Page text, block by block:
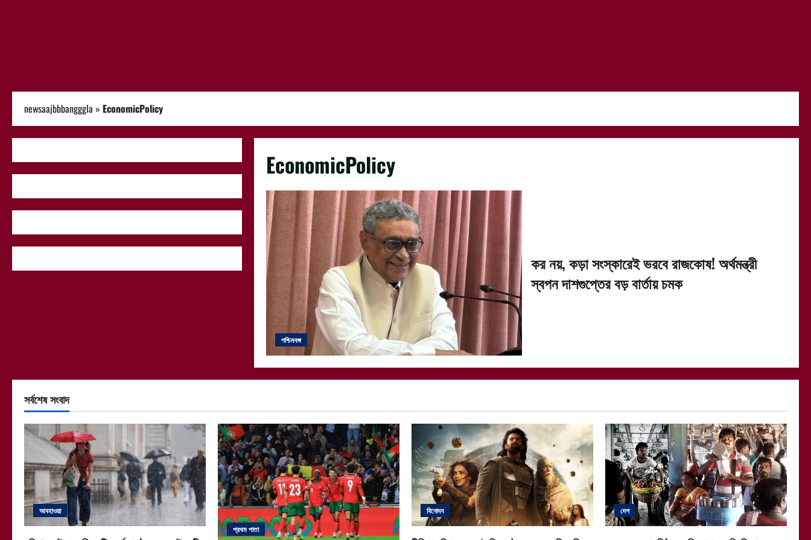
newsaajbbbangggla » EconomicPolicy
EconomicPolicy
পশ্চিমবঙ্গ
কর নয়, কড়া সংস্কারেই ভরবে রাজকোষ! অর্থমন্ত্রী
স্বপন দাশগুপ্তের বড় বার্তায় চমক
সর্বশেষ সংবাদ
আবহাওয়া
প্রথম পাতা
বিনোদন দেশ